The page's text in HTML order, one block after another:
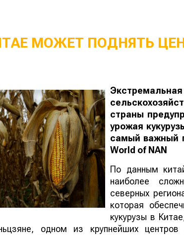
МОЖЕТ ПОДНЯТЬ
страны
урожая
самый важный
World of NAN
По данным
наиболее
северных
которая
кукурузы в
одном из крупнейших центров